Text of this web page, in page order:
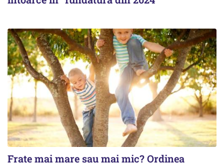
Frate mai mare sau mai mic? Ordinea